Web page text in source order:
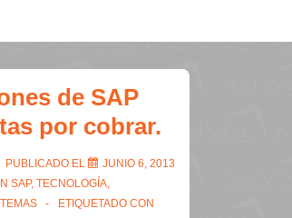
de SAP
por cobrar.
PUBLICADO EL
JUNIO 6, 2013
SAP, TECNOLOGÍA,
ETIQUETADO CON